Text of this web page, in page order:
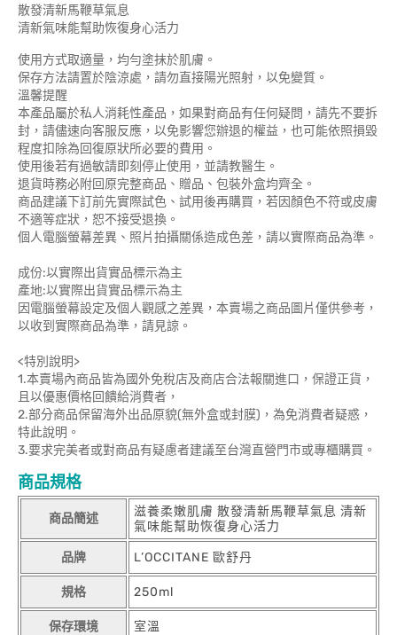
散發清新馬鞭草氣息
清新氣味能幫助恢復身心活力
使用方式取適量，均勻塗抹於肌膚。
保存方法請置於陰涼處，請勿直接陽光照射，以免變質。
溫馨提醒
本產品屬於私人消耗性產品，如果對商品有任何疑問，請先不要拆
封，請儘速向客服反應，以免影響您辦退的權益，也可能依照損毀
程度扣除為回復原狀所必要的費用。
使用後若有過敏請即刻停止使用，並請教醫生。
退貨時務必附回原完整商品、贈品、包裝外盒均齊全。
商品建議下訂前先實際試色、試用後再購買，若因顏色不符或皮膚
不適等症狀，恕不接受退換。
個人電腦螢幕差異、照片拍攝關係造成色差，請以實際商品為準。
成份:以實際出貨實品標示為主
產地:以實際出貨實品標示為主
因電腦螢幕設定及個人觀感之差異，本賣場之商品圖片僅供參考，
以收到實際商品為準，請見諒。
<特別說明>
1.本賣場內商品皆為國外免稅店及商店合法報關進口，保證正貨，
且以優惠價格回饋給消費者，
2.部分商品保留海外出品原貌(無外盒或封膜)，為免消費者疑惑，
特此說明。
3.要求完美者或對商品有疑慮者建議至台灣直營門市或專櫃購買。
商品規格
商品簡述
滋養柔嫩肌膚 散發清新馬鞭草氣息 清新
氣味能幫助恢復身心活力
品牌 L’OCCITANE 歐舒丹
規格 250ml
保存環境 室溫